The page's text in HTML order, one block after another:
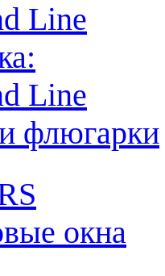
Line
Line
флюгарки
окна